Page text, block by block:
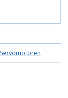
Servomotoren